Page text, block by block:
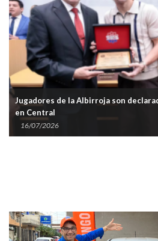
Jugadores de la Albirroja son
en Central
16/07/2026